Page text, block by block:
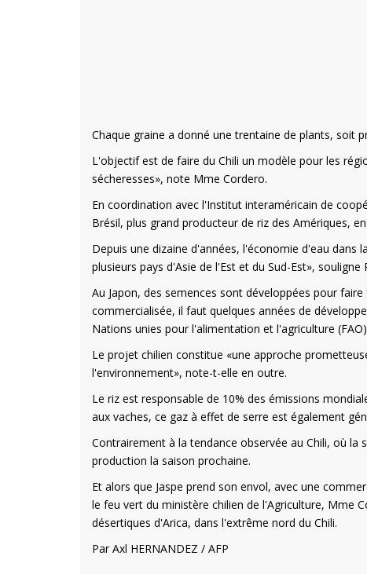
Chaque graine a donné une trentaine de plants, soit
L'objectif est de faire du Chili un modèle pour les
sécheresses», note Mme Cordero.
En coordination avec l'Institut interaméricain de
Brésil, plus grand producteur de riz des Amériques,
Depuis une dizaine d'années, l'économie d'eau dans
plusieurs pays d'Asie de l'Est et du Sud-Est»,
Au Japon, des semences sont développées pour
commercialisée, il faut quelques années de
Nations unies pour l'alimentation et l'agriculture
Le projet chilien constitue «une approche
l'environnement», note-t-elle en outre.
Le riz est responsable de 10% des émissions
aux vaches, ce gaz à effet de serre est également
Contrairement à la tendance observée au Chili, où
production la saison prochaine.
Et alors que Jaspe prend son envol, avec une
le feu vert du ministère chilien de l'Agriculture, Mme
désertiques d'Arica, dans l'extrême nord du Chili.
Par Axl HERNANDEZ / AFP